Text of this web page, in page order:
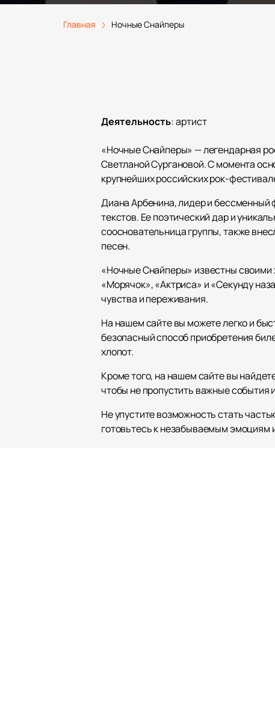
Главная Ночные Снайперы
Деятельность:артист
«Ночные Снайперы» — легендарная
Светланой Сургановой. С момента
крупнейших российских рок-
Диана Арбенина, лидер и бессменный
текстов. Ее поэтический дар и
соосновательница группы, также
песен.
«Ночные Снайперы» известны своими
«Морячок», «Актриса» и «Секунду
чувства и переживания.
На нашем сайте вы можете легко и
безопасный способ приобретения
хлопот.
Кроме того, на нашем сайте вы
чтобы не пропустить важные события
Не упустите возможность стать
готовьтесь к незабываемым эмоциям